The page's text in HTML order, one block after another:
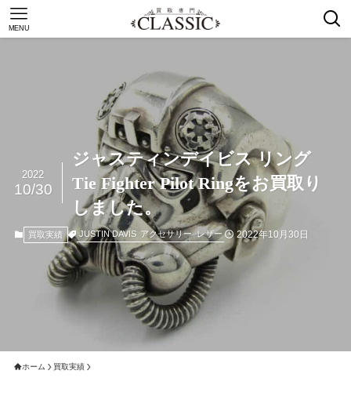
MENU
ジャスティンデイビス リング
Tie Fighter Pilot Ringをお買取り
しました。
2022
10/30
買取実績 JUSTIN DAVIS アクセサリー レザー 2022年10月30日
ホーム 買取実績